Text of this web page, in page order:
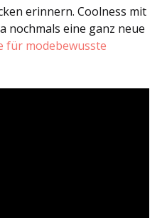
erinnern. Coolness mit
nochmals eine ganz neue
für modebewusste